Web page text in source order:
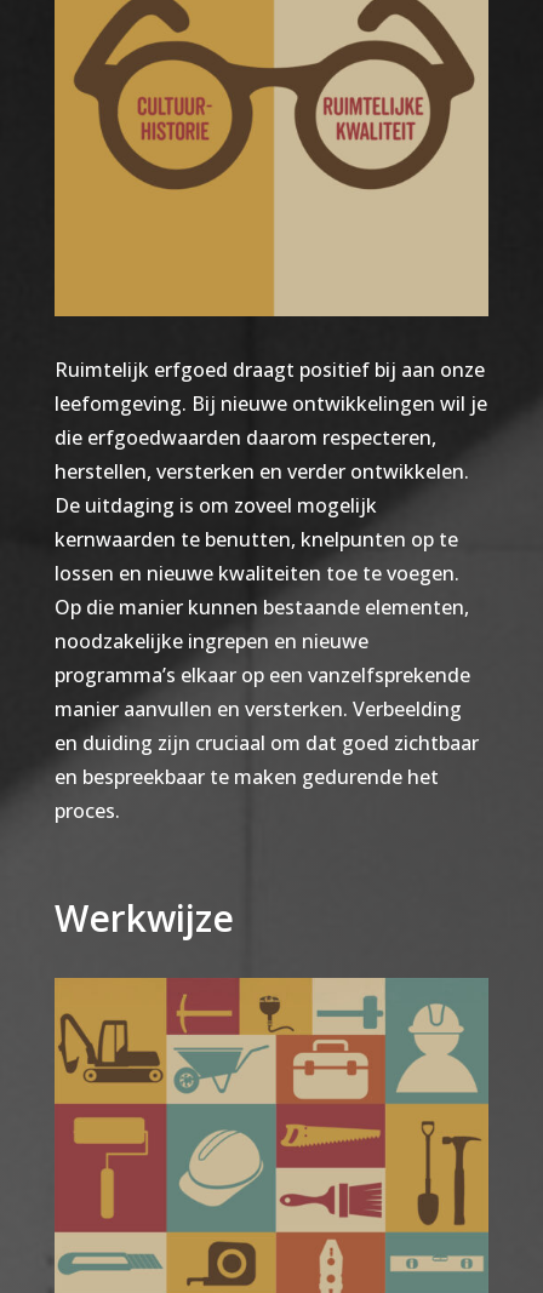
Ruimtelijk erfgoed draagt positief bij aan onze
leefomgeving. Bij nieuwe ontwikkelingen wil je
die erfgoedwaarden daarom respecteren,
herstellen, versterken en verder ontwikkelen.
De uitdaging is om zoveel mogelijk
kernwaarden te benutten, knelpunten op te
lossen en nieuwe kwaliteiten toe te voegen.
Op die manier kunnen bestaande elementen,
noodzakelijke ingrepen en nieuwe
programma’s elkaar op een vanzelfsprekende
manier aanvullen en versterken. Verbeelding
en duiding zijn cruciaal om dat goed zichtbaar
en bespreekbaar te maken gedurende het
proces.
Werkwijze